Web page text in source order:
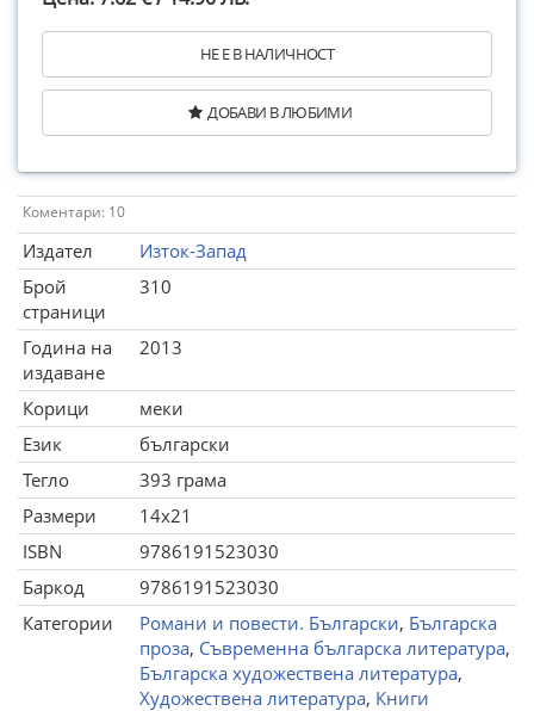
НЕ Е В НАЛИЧНОСТ
ДОБАВИ В ЛЮБИМИ
Коментари: 10
Издател
Изток-Запад
Брой
страници
310
Година на
издаване
2013
Корици
меки
Език
български
Тегло
393 грама
Размери
14x21
ISBN
9786191523030
Баркод
9786191523030
Категории
Романи и повести. Български, Българска
проза, Съвременна българска литература,
Българска художествена литература,
Художествена литература, Книги